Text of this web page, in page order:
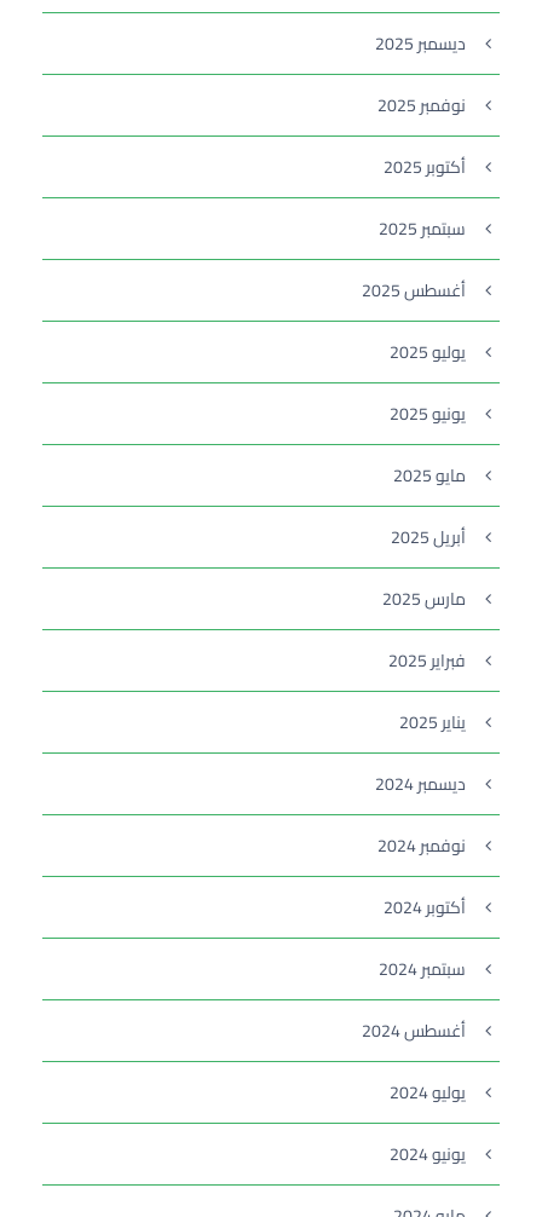
ديسمبر 2025
نوفمبر 2025
أكتوبر 2025
سبتمبر 2025
أغسطس 2025
يوليو 2025
يونيو 2025
مايو 2025
أبريل 2025
مارس 2025
فبراير 2025
يناير 2025
ديسمبر 2024
نوفمبر 2024
أكتوبر 2024
سبتمبر 2024
أغسطس 2024
يوليو 2024
يونيو 2024